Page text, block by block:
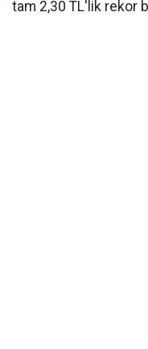
tam 2,30 TL'lik rekor